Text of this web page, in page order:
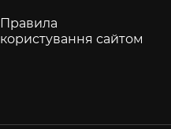
Правила
користування сайтом